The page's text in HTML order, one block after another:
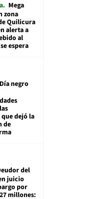
Mega
zona
Quilicura
alerta a
al
espera
negro
dejó la
de
del
juicio
por
millones: